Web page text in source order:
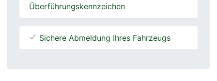
Überführungskennzeichen
Sichere Abmeldung Ihres Fahrzeugs